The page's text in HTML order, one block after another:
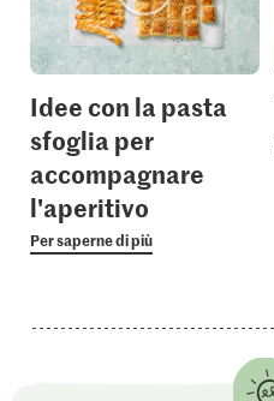
Idee con la pasta
sfoglia per
accompagnare
l'aperitivo
Per saperne di più